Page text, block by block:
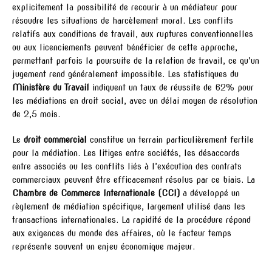
explicitement la possibilité de recourir à un médiateur pour
résoudre les situations de harcèlement moral. Les conflits
relatifs aux conditions de travail, aux ruptures conventionnelles
ou aux licenciements peuvent bénéficier de cette approche,
permettant parfois la poursuite de la relation de travail, ce qu’un
jugement rend généralement impossible. Les statistiques du
Ministère du Travail
indiquent un taux de réussite de 62% pour
les médiations en droit social, avec un délai moyen de résolution
de 2,5 mois.
Le droit commercial
constitue un terrain particulièrement fertile
pour la médiation. Les litiges entre sociétés, les désaccords
entre associés ou les conflits liés à l’exécution des contrats
commerciaux peuvent être efficacement résolus par ce biais. La
Chambre de Commerce Internationale (CCI) a développé un
règlement de médiation spécifique, largement utilisé dans les
transactions internationales. La rapidité de la procédure répond
aux exigences du monde des affaires, où le facteur temps
représente souvent un enjeu économique majeur.